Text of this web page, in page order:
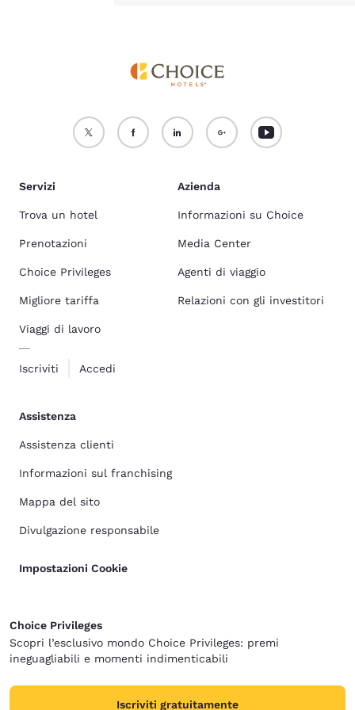
Servizi
Trova un hotel
Prenotazioni
Choice Privileges
Migliore tariffa
Viaggi di lavoro
Iscriviti Accedi
Azienda
Informazioni su Choice
Media Center
Agenti di viaggio
Relazioni con gli investitori
Assistenza
Assistenza clienti
Informazioni sul franchising
Mappa del sito
Divulgazione responsabile
Impostazioni Cookie
Choice Privileges
Scopri l’esclusivo mondo Choice Privileges: premi
ineguagliabili e momenti indimenticabili
Iscriviti gratuitamente